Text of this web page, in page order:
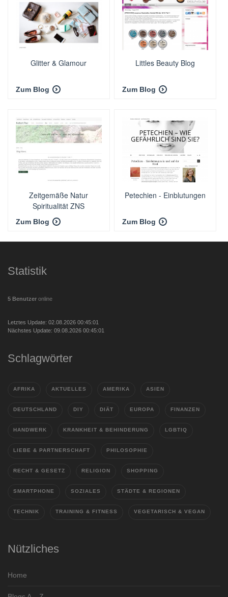
Glitter & Glamour
Zum Blog
Littles Beauty Blog
Zum Blog
Zeitgemäße Natur
Spiritualität ZNS
Zum Blog
Petechien - Einblutungen
Zum Blog
Statistik
5 Benutzer online
Letztes Update: 02.08.2026 00:45:01
Nächstes Update: 09.08.2026 00:45:01
Schlagwörter
AFRIKA AKTUELLES AMERIKA ASIEN
DEUTSCHLAND DIY DIÄT EUROPA FINANZEN
HANDWERK KRANKHEIT & BEHINDERUNG LGBTIQ
LIEBE & PARTNERSCHAFT PHILOSOPHIE
RECHT & GESETZ RELIGION SHOPPING
SMARTPHONE SOZIALES STÄDTE & REGIONEN
TECHNIK TRAINING & FITNESS VEGETARISCH & VEGAN
Nützliches
Home